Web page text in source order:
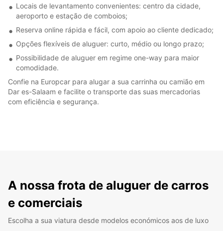
Locais de levantamento convenientes: centro da cidade,
aeroporto e estação de comboios;
Reserva online rápida e fácil, com apoio ao cliente dedicado;
Opções flexíveis de aluguer: curto, médio ou longo prazo;
Possibilidade de aluguer em regime one-way para maior
comodidade.
Confie na Europcar para alugar a sua carrinha ou camião em
Dar es-Salaam e facilite o transporte das suas mercadorias
com eficiência e segurança.
A nossa frota de aluguer de carros
e comerciais
Escolha a sua viatura desde modelos económicos aos de luxo